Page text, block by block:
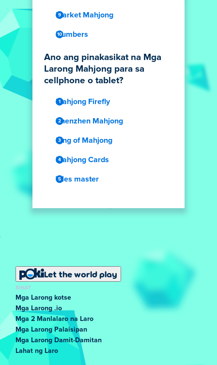
Market Mahjong
Numbers
Ano ang pinakasikat na Mga
Larong Mahjong para sa
cellphone o tablet?
Mahjong Firefly
Shenzhen Mahjong
King of Mahjong
Mahjong Cards
Tiles master
Let the world play
SIKAT
Mga Larong kotse
Mga Larong .io
Mga 2 Manlalaro na Laro
Mga Larong Palaisipan
Mga Larong Damit-Damitan
Lahat ng Laro